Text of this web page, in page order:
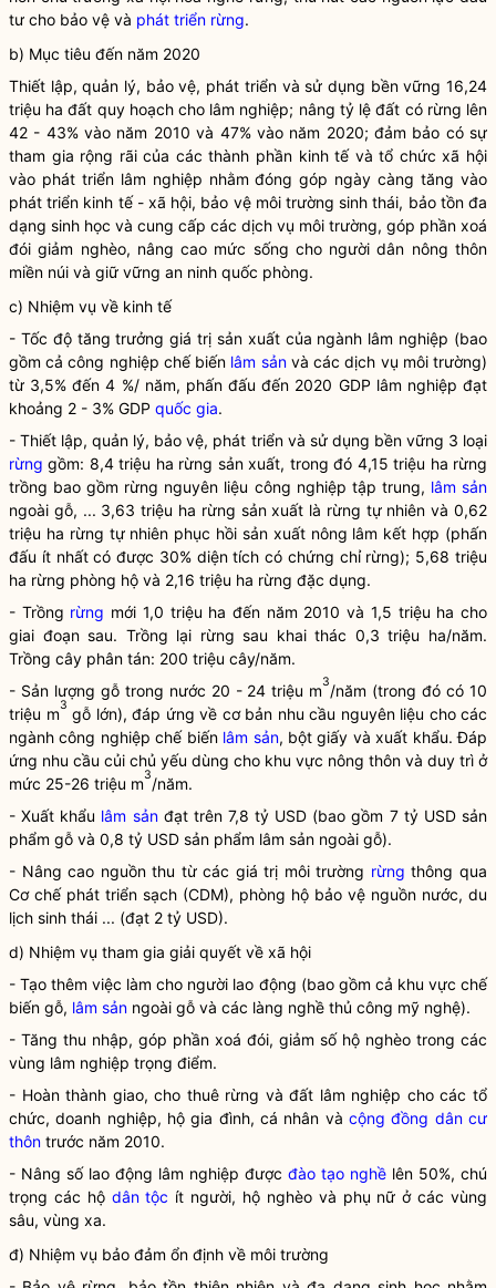
tư cho bảo vệ và phát triển rừng.
b) Mục tiêu đến năm 2020
Thiết lập, quản lý, bảo vệ, phát triển và sử dụng bền vững 16,24
triệu ha đất quy hoạch cho lâm nghiệp; nâng tỷ lệ đất có rừng lên
42 - 43% vào năm 2010 và 47% vào năm 2020; đảm bảo có sự
tham gia rộng rãi của các thành phần kinh tế và tổ chức xã hội
vào phát triển lâm nghiệp nhằm đóng góp ngày càng tăng vào
phát triển kinh tế - xã hội, bảo vệ môi trường sinh thái, bảo tồn đa
dạng sinh học và cung cấp các dịch vụ môi trường, góp phần xoá
đói giảm nghèo, nâng cao mức sống cho người dân nông thôn
miền núi và giữ vững an ninh quốc phòng.
c) Nhiệm vụ về kinh tế
- Tốc độ tăng trưởng giá trị sản xuất của ngành lâm nghiệp (bao
gồm cả công nghiệp chế biến lâm sảnvà các dịch vụ môi trường)
từ 3,5% đến 4 %/ năm, phấn đấu đến 2020 GDP lâm nghiệp đạt
khoảng 2 - 3% GDP quốc gia.
- Thiết lập, quản lý, bảo vệ, phát triển và sử dụng bền vững 3 loại
rừng gồm: 8,4 triệu ha rừng sản xuất, trong đó 4,15 triệu ha rừng
trồng bao gồm rừng nguyên liệu công nghiệp tập trung, lâm sản
ngoài gỗ, ... 3,63 triệu ha rừng sản xuất là rừng tự nhiên và 0,62
triệu ha rừng tự nhiên phục hồi sản xuất nông lâm kết hợp (phấn
đấu ít nhất có được 30% diện tích có chứng chỉ rừng); 5,68 triệu
ha rừng phòng hộ và 2,16 triệu ha rừng đặc dụng.
- Trồng rừng mới 1,0 triệu ha đến năm 2010 và 1,5 triệu ha cho
giai đoạn sau. Trồng lại rừng sau khai thác 0,3 triệu ha/năm.
Trồng cây phân tán: 200 triệu cây/năm.
- Sản lượng gỗ trong nước 20 - 24 triệu m3/năm (trong đó có 10
triệu m3 gỗ lớn), đáp ứng về cơ bản nhu cầu nguyên liệu cho các
ngành công nghiệp chế biến lâm sản, bột giấy và xuất khẩu. Đáp
ứng nhu cầu củi chủ yếu dùng cho khu vực nông thôn và duy trì ở
mức 25-26 triệu m3/năm.
- Xuất khẩu lâm sảnđạt trên 7,8 tỷ USD (bao gồm 7 tỷ USD sản
phẩm gỗ và 0,8 tỷ USD sản phẩm lâm sản ngoài gỗ).
- Nâng cao nguồn thu từ các giá trị môi trường rừng thông qua
Cơ chế phát triển sạch (CDM), phòng hộ bảo vệ nguồn nước, du
lịch sinh thái ... (đạt 2 tỷ USD).
d) Nhiệm vụ tham gia giải quyết về xã hội
- Tạo thêm việc làm cho người lao động (bao gồm cả khu vực chế
biến gỗ, lâm sản ngoài gỗ và các làng nghề thủ công mỹ nghệ).
- Tăng thu nhập, góp phần xoá đói, giảm số hộ nghèo trong các
vùng lâm nghiệp trọng điểm.
- Hoàn thành giao, cho thuê rừng và đất lâm nghiệp cho các tổ
chức, doanh nghiệp, hộ gia đình, cá nhân và cộng đồng dân cư
thôn trước năm 2010.
- Nâng số lao động lâm nghiệp được đào tạo nghề lên 50%, chú
trọng các hộ dân tộc ít người, hộ nghèo và phụ nữ ở các vùng
sâu, vùng xa.
đ) Nhiệm vụ bảo đảm ổn định về môi trường